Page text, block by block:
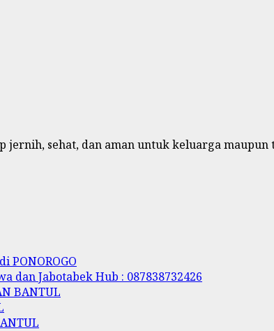
jernih, sehat, dan aman untuk keluarga maupun
dan Jabotabek Hub : 087838732426
BANTUL